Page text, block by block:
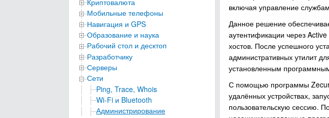
Мобильные телефоны
Навигация и GPS
Образование и наука
Рабочий стол и десктоп
Разработчику
Серверы
Сети
Ping, Trace, Whois
Wi-Fi и Bluetooth
Администрирование
включая управление
Данное решение
аутентификации через
хостов. После успешного
административных утилит
установленным
С помощью программы
удалённых устройствах,
пользовательскую сессию.